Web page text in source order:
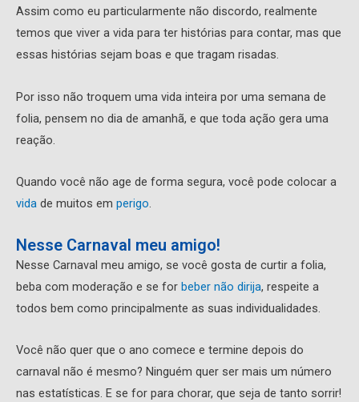
Assim como eu particularmente não discordo, realmente
temos que viver a vida para ter histórias para contar, mas que
essas histórias sejam boas e que tragam risadas.
Por isso não troquem uma vida inteira por uma semana de
folia, pensem no dia de amanhã, e que toda ação gera uma
reação.
Quando você não age de forma segura, você pode colocar a
vida de muitos em perigo.
Nesse Carnaval meu amigo!
Nesse Carnaval meu amigo, se você gosta de curtir a folia,
beba com moderação e se for beber não dirija, respeite a
todos bem como principalmente as suas individualidades.
Você não quer que o ano comece e termine depois do
carnaval não é mesmo? Ninguém quer ser mais um número
nas estatísticas. E se for para chorar, que seja de tanto sorrir!